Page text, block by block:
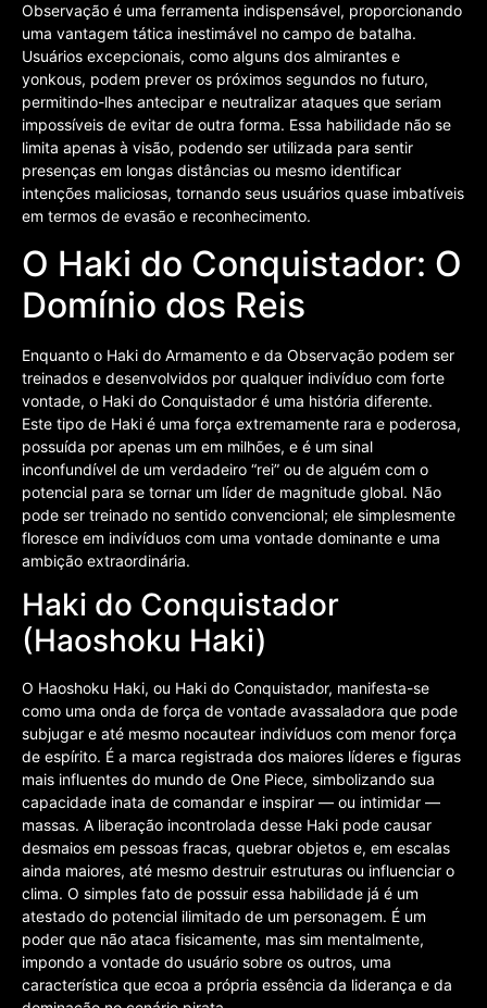
Observação é uma ferramenta indispensável, proporcionando
uma vantagem tática inestimável no campo de batalha.
Usuários excepcionais, como alguns dos almirantes e
yonkous, podem prever os próximos segundos no futuro,
permitindo-lhes antecipar e neutralizar ataques que seriam
impossíveis de evitar de outra forma. Essa habilidade não se
limita apenas à visão, podendo ser utilizada para sentir
presenças em longas distâncias ou mesmo identificar
intenções maliciosas, tornando seus usuários quase imbatíveis
em termos de evasão e reconhecimento.
O Haki do Conquistador: O
Domínio dos Reis
Enquanto o Haki do Armamento e da Observação podem ser
treinados e desenvolvidos por qualquer indivíduo com forte
vontade, o Haki do Conquistador é uma história diferente.
Este tipo de Haki é uma força extremamente rara e poderosa,
possuída por apenas um em milhões, e é um sinal
inconfundível de um verdadeiro “rei” ou de alguém com o
potencial para se tornar um líder de magnitude global. Não
pode ser treinado no sentido convencional; ele simplesmente
floresce em indivíduos com uma vontade dominante e uma
ambição extraordinária.
Haki do Conquistador
(Haoshoku Haki)
O Haoshoku Haki, ou Haki do Conquistador, manifesta-se
como uma onda de força de vontade avassaladora que pode
subjugar e até mesmo nocautear indivíduos com menor força
de espírito. É a marca registrada dos maiores líderes e figuras
mais influentes do mundo de One Piece, simbolizando sua
capacidade inata de comandar e inspirar — ou intimidar —
massas. A liberação incontrolada desse Haki pode causar
desmaios em pessoas fracas, quebrar objetos e, em escalas
ainda maiores, até mesmo destruir estruturas ou influenciar o
clima. O simples fato de possuir essa habilidade já é um
atestado do potencial ilimitado de um personagem. É um
poder que não ataca fisicamente, mas sim mentalmente,
impondo a vontade do usuário sobre os outros, uma
característica que ecoa a própria essência da liderança e da